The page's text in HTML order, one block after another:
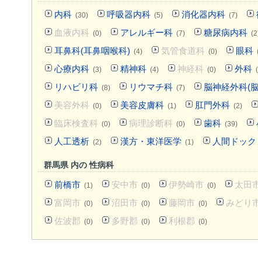
内科 (30) 呼吸器内科 (5) 消化器内科 (7)
血液内科 (0) アレルギー科 (7) 糖尿病内科
耳鼻科(耳鼻咽喉科) (4) 気管食道科 (0) 眼科
心療内科 (3) 精神科 (4) 神経科 (0) 外科
リハビリ科 (8) リウマチ科 (7) 脳神経外科(
美容外科 (0) 美容皮膚科 (1) 肛門外科 (2)
臨床検査科 (0) 病理診断科 (0) 歯科 (39)
人工透析 (2) 漢方・東洋医学 (1) 人間ドック
群馬県 内の 性病科
前橋市 (1) 安中市 (0) 伊勢崎市 (0) 太田
富岡市 (0) 沼田市 (0) 藤岡市 (0) みどり
佐波郡 (0) 多野郡 (0) 利根郡 (0)